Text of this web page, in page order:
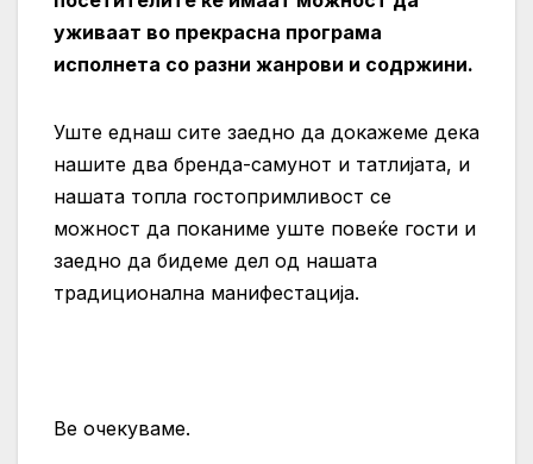
уживаат во прекрасна програма
исполнета со разни жанрови и содржини.
Уште еднаш сите заедно да докажеме дека
нашите два бренда-самунот и татлијата, и
нашата топла гостопримливост се
можност да поканиме уште повеќе гости и
заедно да бидеме дел од нашата
традиционална манифестација.
Ве очекуваме.